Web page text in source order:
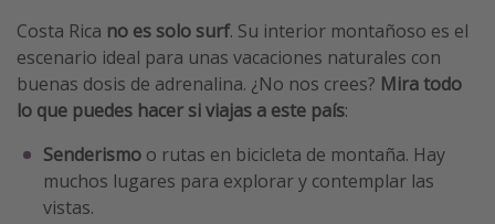
Costa Rica no es solo surf. Su interior montañoso es el
escenario ideal para unas vacaciones naturales con
buenas dosis de adrenalina. ¿No nos crees? Mira todo
lo que puedes hacer si viajas a este país:
Senderismo o rutas en bicicleta de montaña. Hay
muchos lugares para explorar y contemplar las
vistas.